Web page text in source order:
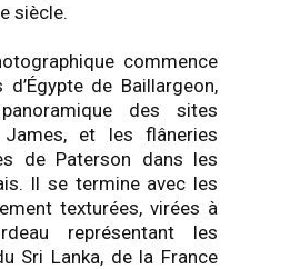
siècle.
commence
de Baillargeon,
panoramique des sites
et les flâneries
de Paterson dans les
Il se termine avec les
texturées, virées à
représentant les
Sri Lanka, de la France